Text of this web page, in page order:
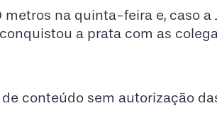
na quinta-feira e, caso a
a prata com as
conteúdo sem autorização